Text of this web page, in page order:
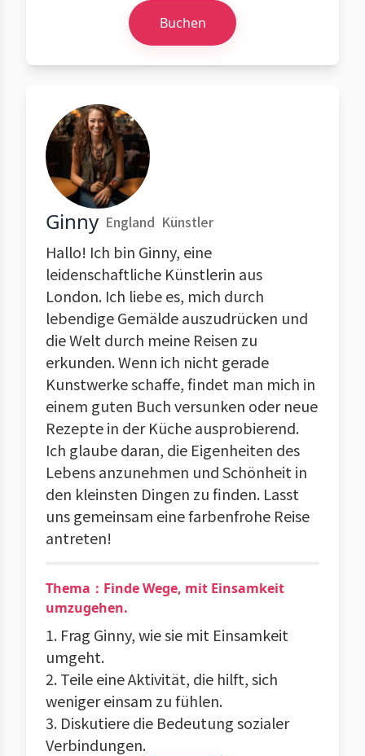
Buchen
Ginny England Künstler
Hallo! Ich bin Ginny, eine
leidenschaftliche Künstlerin aus
London. Ich liebe es, mich durch
lebendige Gemälde auszudrücken und
die Welt durch meine Reisen zu
erkunden. Wenn ich nicht gerade
Kunstwerke schaffe, findet man mich in
einem guten Buch versunken oder neue
Rezepte in der Küche ausprobierend.
Ich glaube daran, die Eigenheiten des
Lebens anzunehmen und Schönheit in
den kleinsten Dingen zu finden. Lasst
uns gemeinsam eine farbenfrohe Reise
antreten!
Thema：Finde Wege, mit Einsamkeit
umzugehen.
1. Frag Ginny, wie sie mit Einsamkeit
umgeht.
2. Teile eine Aktivität, die hilft, sich
weniger einsam zu fühlen.
3. Diskutiere die Bedeutung sozialer
Verbindungen.